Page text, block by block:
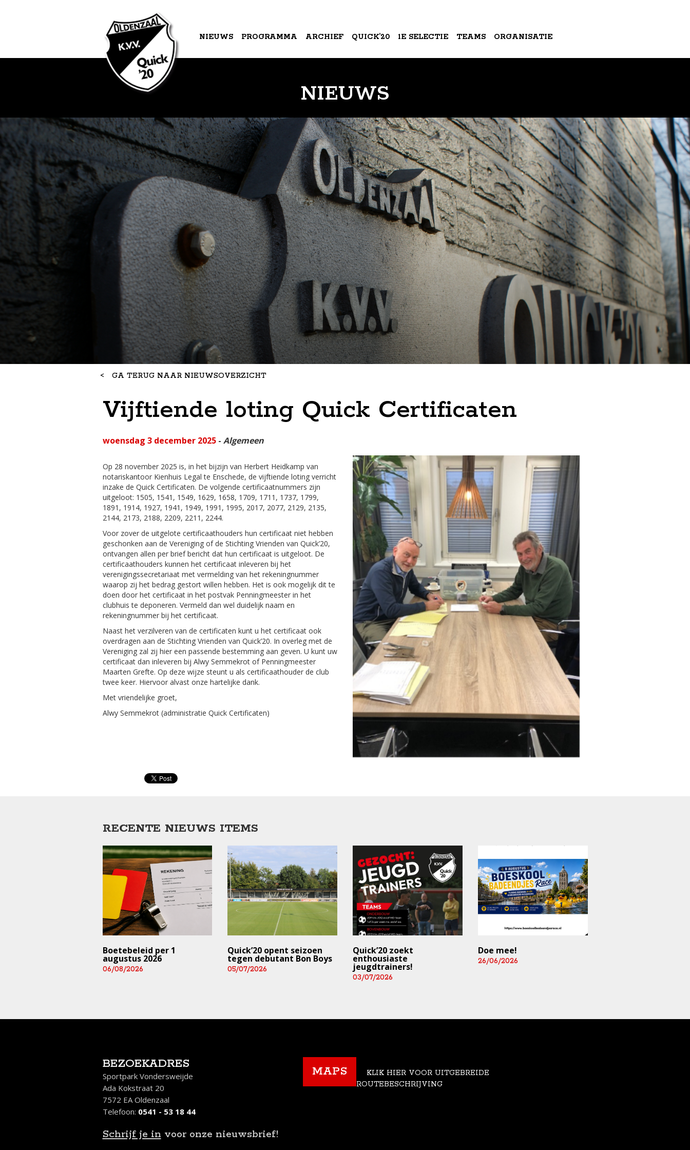
NIEUWS PROGRAMMA ARCHIEF QUICK’20 1E SELECTIE TEAMS ORGANISATIE
NIEUWS
< GA TERUG NAAR NIEUWSOVERZICHT
Vijftiende loting Quick Certificaten
woensdag 3 december 2025- Algemeen
Op 28 november 2025 is, in het bijzijn van Herbert Heidkamp van
notariskantoor Kienhuis Legal te Enschede, de vijftiende loting verricht
inzake de Quick Certificaten. De volgende certificaatnummers zijn
uitgeloot: 1505, 1541, 1549, 1629, 1658, 1709, 1711, 1737, 1799,
1891, 1914, 1927, 1941, 1949, 1991, 1995, 2017, 2077, 2129, 2135,
2144, 2173, 2188, 2209, 2211, 2244.
Voor zover de uitgelote certificaathouders hun certificaat niet hebben
geschonken aan de Vereniging of de Stichting Vrienden van Quick’20,
ontvangen allen per brief bericht dat hun certificaat is uitgeloot. De
certificaathouders kunnen het certificaat inleveren bij het
verenigingssecretariaat met vermelding van het rekeningnummer
waarop zij het bedrag gestort willen hebben. Het is ook mogelijk dit te
doen door het certificaat in het postvak Penningmeester in het
clubhuis te deponeren. Vermeld dan wel duidelijk naam en
rekeningnummer bij het certificaat.
Naast het verzilveren van de certificaten kunt u het certificaat ook
overdragen aan de Stichting Vrienden van Quick’20. In overleg met de
Vereniging zal zij hier een passende bestemming aan geven. U kunt uw
certificaat dan inleveren bij Alwy Semmekrot of Penningmeester
Maarten Grefte. Op deze wijze steunt u als certificaathouder de club
twee keer. Hiervoor alvast onze hartelijke dank.
Met vriendelijke groet,
Alwy Semmekrot (administratie Quick Certificaten)
RECENTE NIEUWS ITEMS
Boetebeleid per 1
augustus 2026
06/08/2026
Quick’20 opent seizoen
tegen debutant Bon Boys
05/07/2026
Quick’20 zoekt
enthousiaste
jeugdtrainers!
03/07/2026
Doe mee!
26/06/2026
BEZOEKADRES
Sportpark Vondersweijde
Ada Kokstraat 20
7572 EA Oldenzaal
Telefoon: 0541 - 53 18 44
Schrijf je in voor onze nieuwsbrief!
MAPS
KLIK HIER VOOR UITGEBREIDE
ROUTEBESCHRIJVING